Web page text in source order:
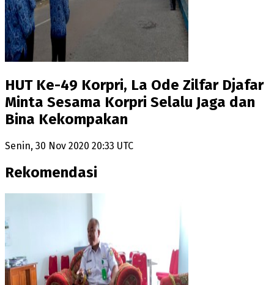
HUT Ke-49 Korpri, La Ode Zilfar Djafar
Minta Sesama Korpri Selalu Jaga dan
Bina Kekompakan
Senin, 30 Nov 2020 20:33 UTC
Rekomendasi